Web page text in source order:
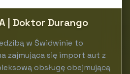
| Doktor Durango
w Świdwinie to
zajmująca się import aut z
obsługę obejmującą